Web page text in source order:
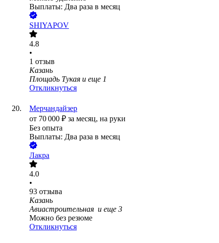
Выплаты: Два раза в месяц
SHIYAPOV
4.8
•
1 отзыв
Казань
Площадь Тукая и еще 1
Откликнуться
Мерчандайзер
от 70 000 ₽ за месяц, на руки
Без опыта
Выплаты: Два раза в месяц
Лакра
4.0
•
93 отзыва
Казань
Авиастроительная и еще 3
Можно без резюме
Откликнуться